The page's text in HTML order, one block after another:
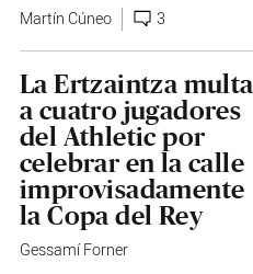
Martín Cúneo 3
La Ertzaintza multa
a cuatro jugadores
del Athletic por
celebrar en la calle
improvisadamente
la Copa del Rey
Gessamí Forner